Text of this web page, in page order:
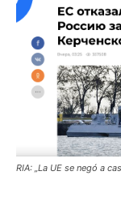
RIA: „La UE se negó a